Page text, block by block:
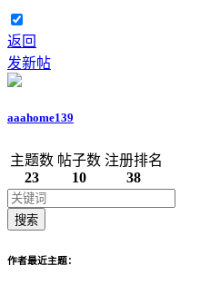
返回
发新帖
aaahome139
主题数
23
帖子数
10
注册排名
38
搜索
作者最近主题：